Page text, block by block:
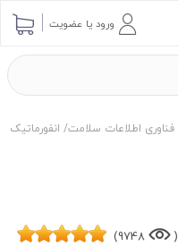
ورود یا عضویت
فناوری اطلاعات سلامت/ انفورماتیک
(
9748)